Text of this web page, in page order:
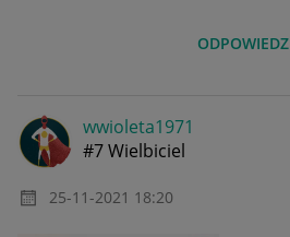
ODPOWIEDZ
wwioleta1971
#7 Wielbiciel
‎25-11-2021 18:20